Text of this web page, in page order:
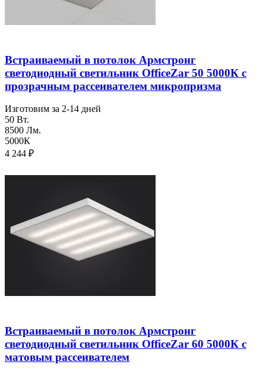
Встраиваемый в потолок Армстронг
светодиодный светильник OfficeZar 50 5000К с
прозрачным рассеивателем микропризма
Изготовим за 2-14 дней
50 Вт.
8500 Лм.
5000К
4 244 ₽
Встраиваемый в потолок Армстронг
светодиодный светильник OfficeZar 60 5000К с
матовым рассеивателем